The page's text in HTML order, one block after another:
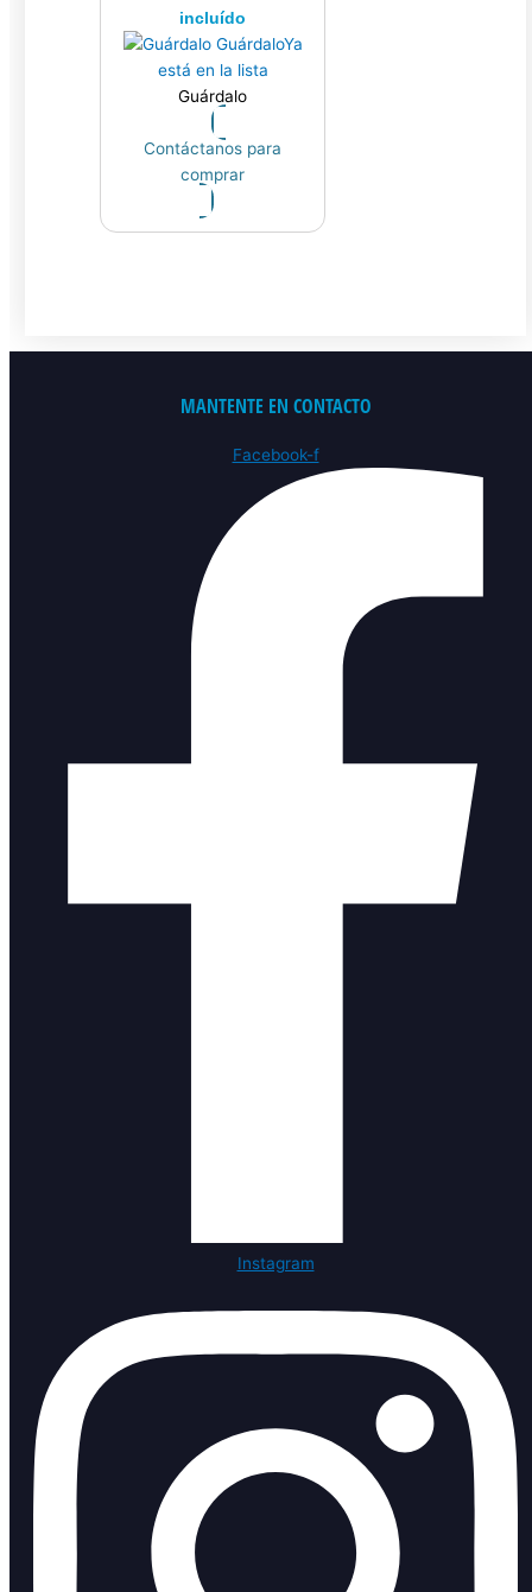
incluído
GuárdaloYa
está en la lista
Guárdalo
Contáctanos para
comprar
MANTENTE EN CONTACTO
Facebook-f
Instagram